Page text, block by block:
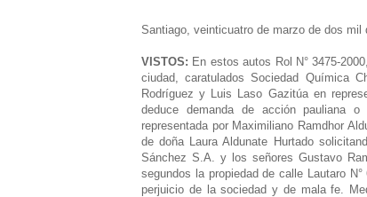
Santiago, veinticuatro de marzo de dos mil
VISTOS: En estos autos Rol N° 3475-
ciudad, caratulados Sociedad Química
Rodríguez y Luis Laso Gazitúa en
deduce demanda de acción pauliana
representada por Maximiliano Ramdhor
de doña Laura Aldunate Hurtado
Sánchez S.A. y los señores Gustavo
segundos la propiedad de calle Lautaro
perjuicio de la sociedad y de mala fe.